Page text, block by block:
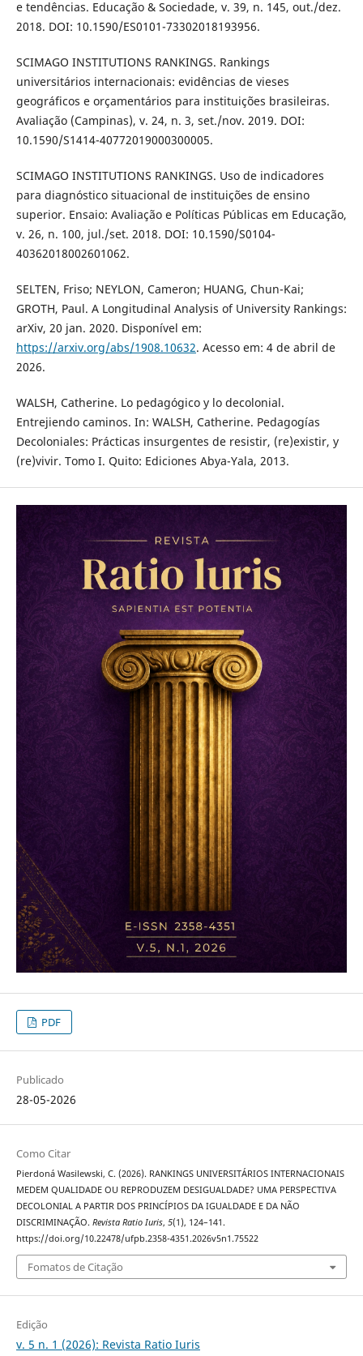
e tendências. Educação & Sociedade, v. 39, n. 145, out./dez.
2018. DOI: 10.1590/ES0101-73302018193956.
SCIMAGO INSTITUTIONS RANKINGS. Rankings
universitários internacionais: evidências de vieses
geográficos e orçamentários para instituições brasileiras.
Avaliação (Campinas), v. 24, n. 3, set./nov. 2019. DOI:
10.1590/S1414-40772019000300005.
SCIMAGO INSTITUTIONS RANKINGS. Uso de indicadores
para diagnóstico situacional de instituições de ensino
superior. Ensaio: Avaliação e Políticas Públicas em Educação,
v. 26, n. 100, jul./set. 2018. DOI: 10.1590/S0104-
40362018002601062.
SELTEN, Friso; NEYLON, Cameron; HUANG, Chun-Kai;
GROTH, Paul. A Longitudinal Analysis of University Rankings:
arXiv, 20 jan. 2020. Disponível em:
https://arxiv.org/abs/1908.10632. Acesso em: 4 de abril de
2026.
WALSH, Catherine. Lo pedagógico y lo decolonial.
Entrejiendo caminos. In: WALSH, Catherine. Pedagogías
Decoloniales: Prácticas insurgentes de resistir, (re)existir, y
(re)vivir. Tomo I. Quito: Ediciones Abya-Yala, 2013.
PDF
Publicado
28-05-2026
Como Citar
Pierdoná Wasilewski, C. (2026). RANKINGS UNIVERSITÁRIOS INTERNACIONAIS
MEDEM QUALIDADE OU REPRODUZEM DESIGUALDADE? UMA PERSPECTIVA
DECOLONIAL A PARTIR DOS PRINCÍPIOS DA IGUALDADE E DA NÃO
DISCRIMINAÇÃO. Revista Ratio Iuris, 5(1), 124–141.
https://doi.org/10.22478/ufpb.2358-4351.2026v5n1.75522
Fomatos de Citação
Edição
v. 5 n. 1 (2026): Revista Ratio Iuris